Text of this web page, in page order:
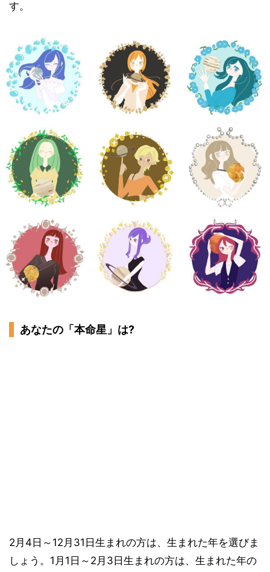
す。
あなたの「本命星」は?
2月4日～12月31日生まれの方は、生まれた年を選びま
しょう。1月1日～2月3日生まれの方は、生まれた年の